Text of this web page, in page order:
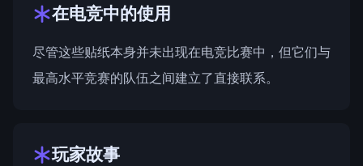
在电竞中的使用
尽管这些贴纸本身并未出现在电竞比赛中，但它们与
最高水平竞赛的队伍之间建立了直接联系。
玩家故事